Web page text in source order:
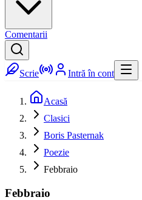
Comentarii
Scrie Intră în cont
Acasă
Clasici
Boris Pasternak
Poezie
Febbraio
Febbraio